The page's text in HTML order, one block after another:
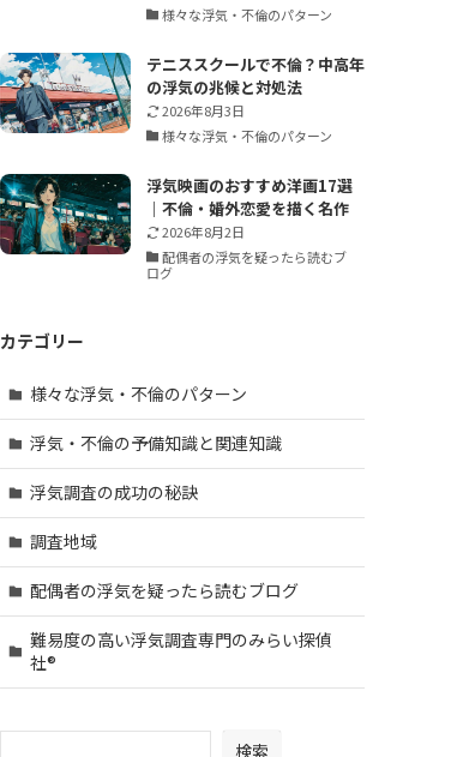
様々な浮気・不倫のパターン
テニススクールで不倫？中高年
の浮気の兆候と対処法
2026年8月3日
様々な浮気・不倫のパターン
浮気映画のおすすめ洋画17選
｜不倫・婚外恋愛を描く名作
2026年8月2日
配偶者の浮気を疑ったら読むブ
ログ
カテゴリー
様々な浮気・不倫のパターン
浮気・不倫の予備知識と関連知識
浮気調査の成功の秘訣
調査地域
配偶者の浮気を疑ったら読むブログ
難易度の高い浮気調査専門のみらい探偵
社®︎
検索